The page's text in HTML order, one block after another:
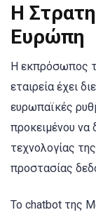
Η
Ευρώπη
Η εκπρόσωπος
εταιρεία έχει
ευρωπαϊκές
προκειμένου να
τεχνολογίας
προστασίας
Το chatbot της